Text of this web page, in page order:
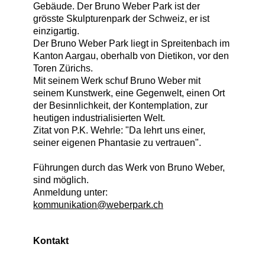
Gebäude. Der Bruno Weber Park ist der
grösste Skulpturenpark der Schweiz, er ist
einzigartig.
Der Bruno Weber Park liegt in Spreitenbach im
Kanton Aargau, oberhalb von Dietikon, vor den
Toren Zürichs.
Mit seinem Werk schuf Bruno Weber mit
seinem Kunstwerk, eine Gegenwelt, einen Ort
der Besinnlichkeit, der Kontemplation, zur
heutigen industrialisierten Welt.
Zitat von P.K. Wehrle: "Da lehrt uns einer,
seiner eigenen Phantasie zu vertrauen".
Führungen durch das Werk von Bruno Weber,
sind möglich.
Anmeldung unter:
kommunikation@weberpark.ch
Kontakt